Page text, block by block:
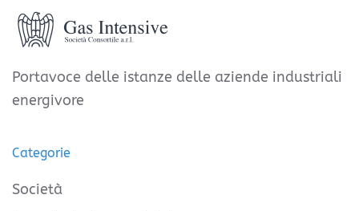
Portavoce delle istanze delle aziende industriali
energivore
Categorie
Società